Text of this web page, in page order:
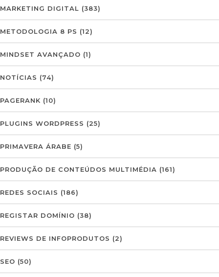
MARKETING DIGITAL (383)
METODOLOGIA 8 PS (12)
MINDSET AVANÇADO (1)
NOTÍCIAS (74)
PAGERANK (10)
PLUGINS WORDPRESS (25)
PRIMAVERA ÁRABE (5)
PRODUÇÃO DE CONTEÚDOS MULTIMÉDIA (161)
REDES SOCIAIS (186)
REGISTAR DOMÍNIO (38)
REVIEWS DE INFOPRODUTOS (2)
SEO (50)